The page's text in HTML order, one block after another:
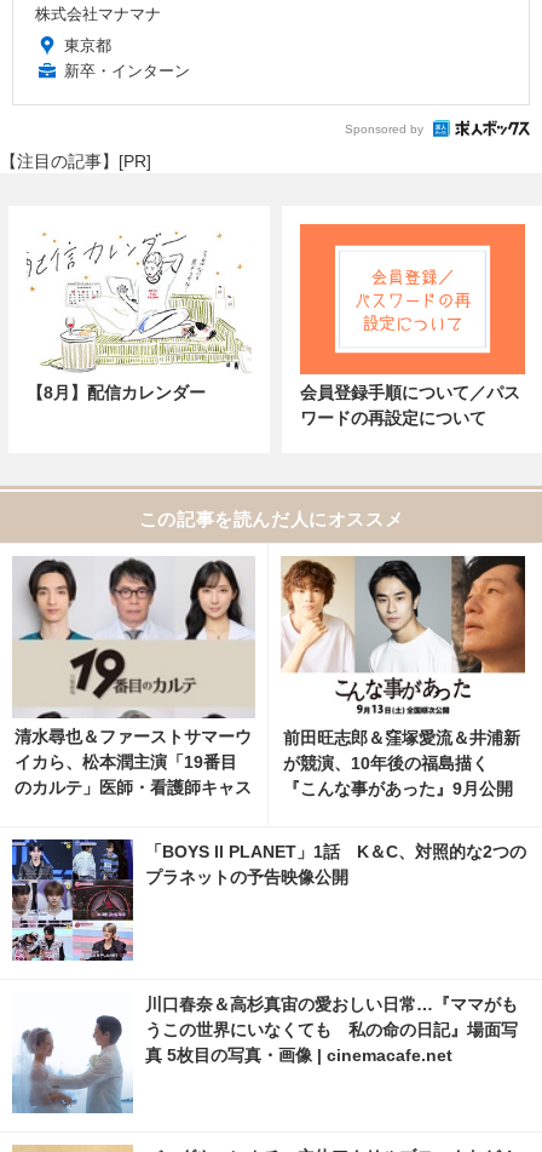
株式会社マナマナ
東京都
新卒・インターン
Sponsored by
【注目の記事】[PR]
【8月】配信カレンダー
会員登録手順について／パス
ワードの再設定について
この記事を読んだ人にオススメ
清水尋也＆ファーストサマーウ
イカら、松本潤主演「19番目
のカルテ」医師・看護師キャス
前田旺志郎＆窪塚愛流＆井浦新
が競演、10年後の福島描く
『こんな事があった』9月公開
「BOYS ll PLANET」1話 K＆C、対照的な2つの
プラネットの予告映像公開
川口春奈＆高杉真宙の愛おしい日常…『ママがも
うこの世界にいなくても 私の命の日記』場面写
真 5枚目の写真・画像 | cinemacafe.net